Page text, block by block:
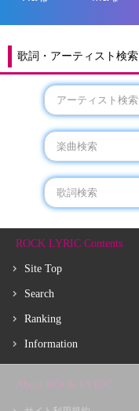
歌詞・アーティスト検索
ROCK LYRIC Contents
Site Top
Search
Ranking
Information
About ROCK LYRIC